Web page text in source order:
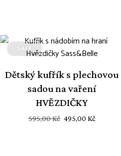
SALE
Dětský kufřík s plechovou
sadou na vaření
HVĚZDIČKY
595,00Kč Původní
495,00 KčAktuální